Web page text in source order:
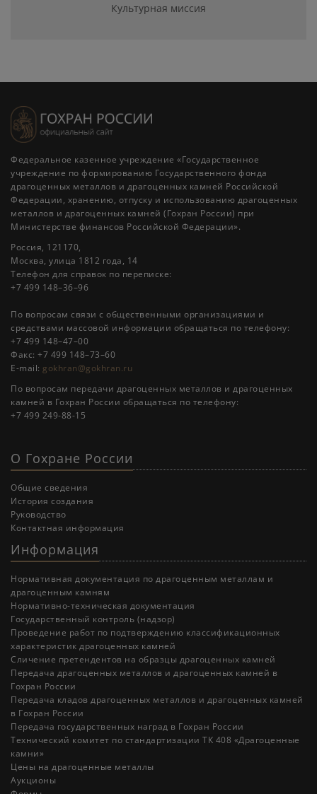
Культурная миссия
Федеральное казенное учреждение «Государственное
учреждение по формированию Государственного фонда
драгоценных металлов и драгоценных камней Российской
Федерации, хранению, отпуску и использованию драгоценных
металлов и драгоценных камней (Гохран России) при
Министерстве финансов Российской Федерации».
Россия, 121170,
Москва, улица 1812 года, 14
Телефон для справок по переписке:
+7 499 148–36–96
По вопросам связи с общественными организациями и
средствами массовой информации обращаться по телефону:
+7 499 148–47–00
Факс: +7 499 148–73–60
E-mail: gokhran@gokhran.ru
По вопросам передачи драгоценных металлов и драгоценных
камней в Гохран России обращаться по телефону:
+7 499 249-88-15
О Гохране России
Общие сведения
История создания
Руководство
Контактная информация
Информация
Нормативная документация по драгоценным металлам и
драгоценным камням
Нормативно-техническая документация
Государственный контроль (надзор)
Проведение работ по подтверждению классификационных
характеристик драгоценных камней
Cличение претендентов на образцы драгоценных камней
Передача драгоценных металлов и драгоценных камней в
Гохран России
Передача кладов драгоценных металлов и драгоценных камней
в Гохран России
Передача государственных наград в Гохран России
Технический комитет по стандартизации ТК 408 «Драгоценные
камни»
Цены на драгоценные металлы
Аукционы